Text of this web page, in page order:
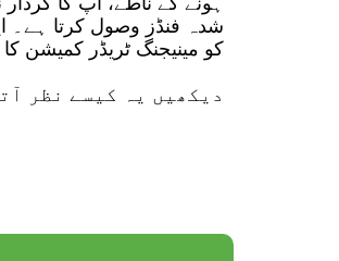
شدہ فنڈز وصول کرتا ہے۔
کو مینیجنگ ٹریڈر کمیشن کا 50% ملتا ہے۔
دیکھیں یہ کیسے نظر